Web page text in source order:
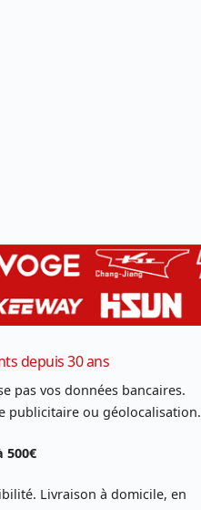
depuis 30 ans
pas vos données bancaires.
publicitaire ou géolocalisation.
500€
Livraison à domicile, en